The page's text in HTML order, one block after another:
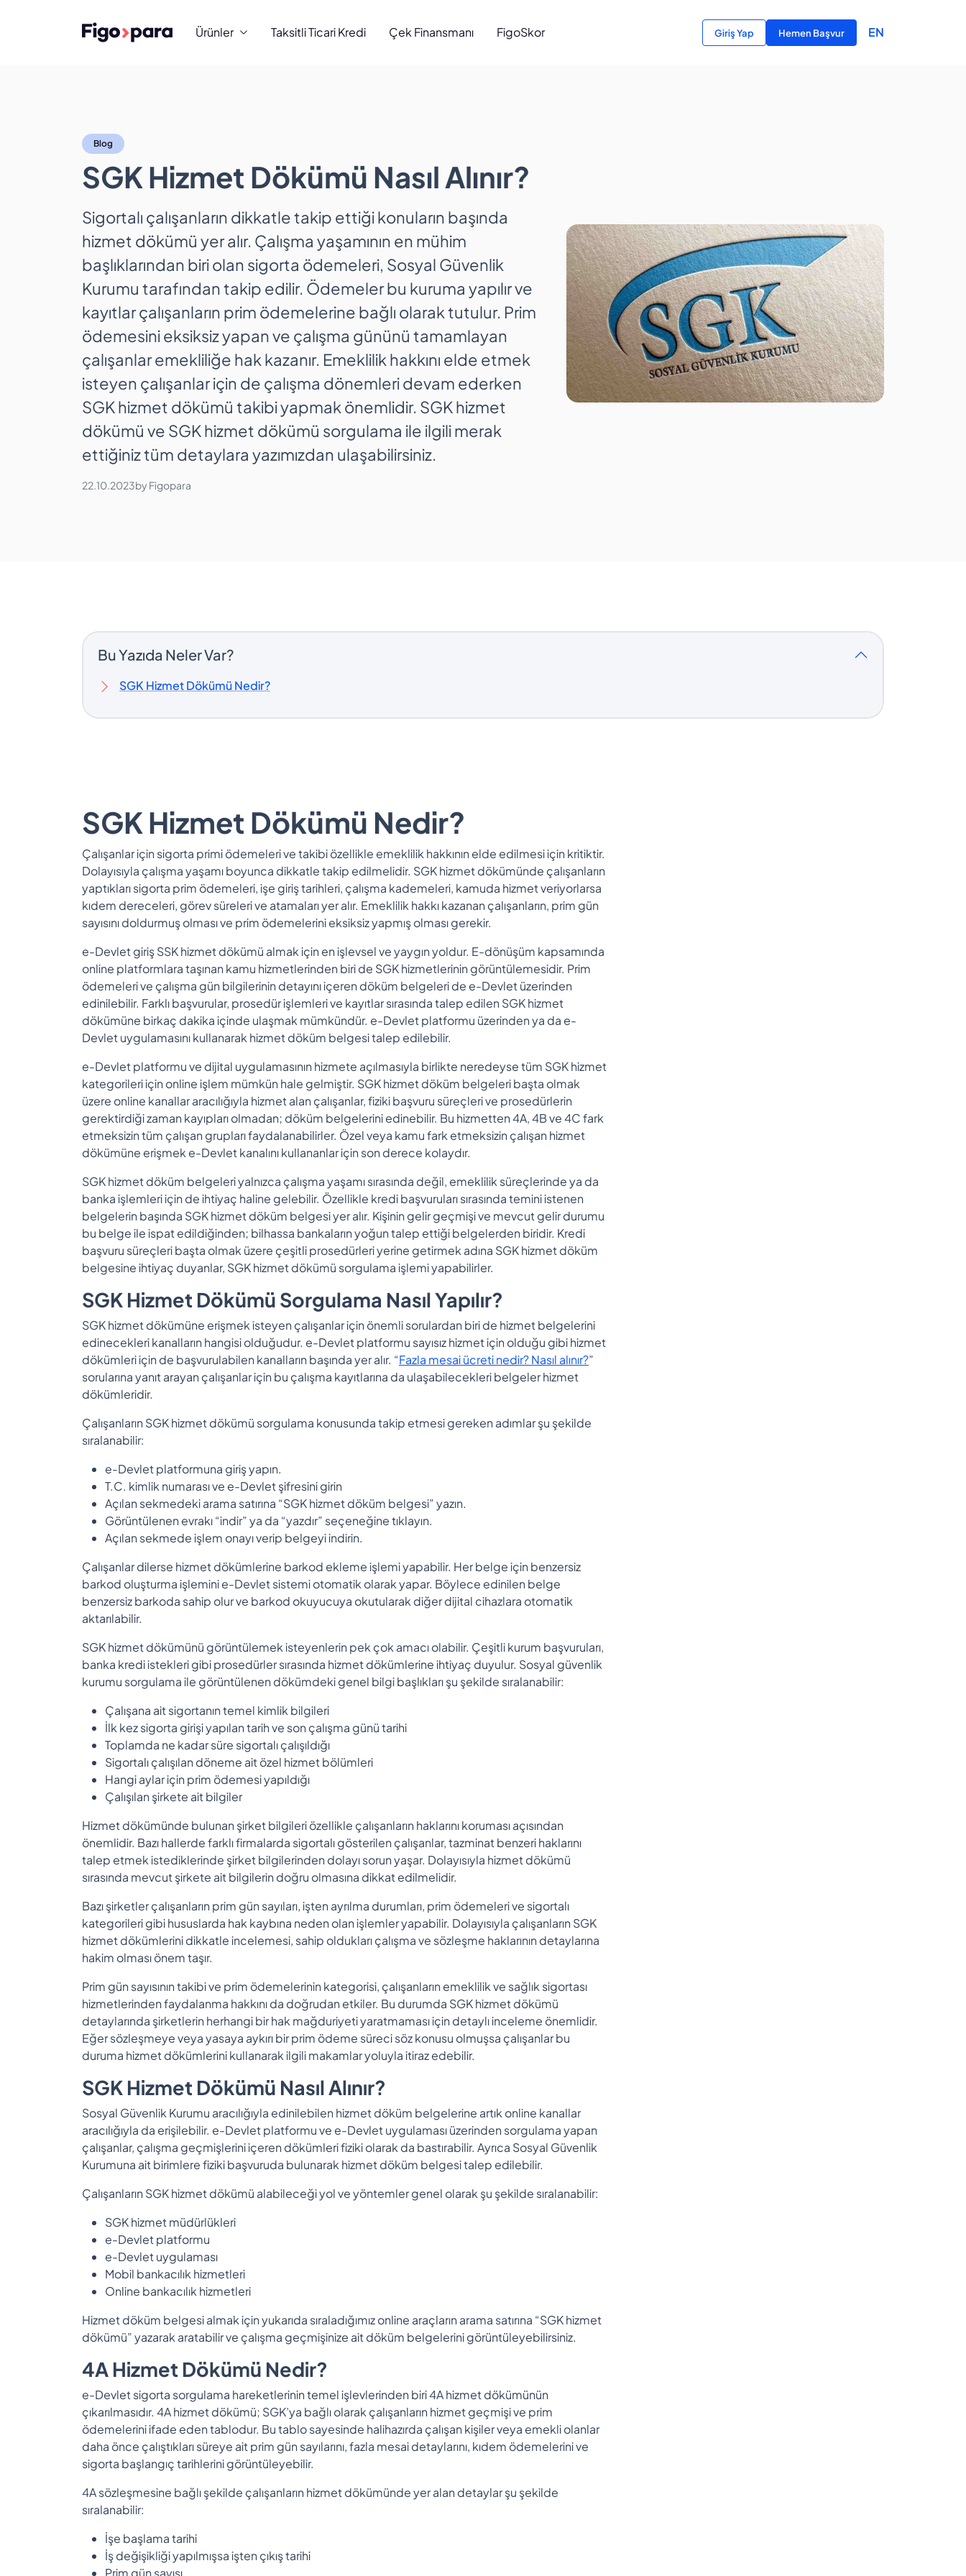
Ürünler Taksitli Ticari Kredi Çek Finansmanı FigoSkor Giriş Yap Hemen Başvur EN
Blog
SGK Hizmet Dökümü Nasıl Alınır?
Sigortalı çalışanların dikkatle takip ettiği konuların başında
hizmet dökümü yer alır. Çalışma yaşamının en mühim
başlıklarından biri olan sigorta ödemeleri, Sosyal Güvenlik
Kurumu tarafından takip edilir. Ödemeler bu kuruma yapılır ve
kayıtlar çalışanların prim ödemelerine bağlı olarak tutulur. Prim
ödemesini eksiksiz yapan ve çalışma gününü tamamlayan
çalışanlar emekliliğe hak kazanır. Emeklilik hakkını elde etmek
isteyen çalışanlar için de çalışma dönemleri devam ederken
SGK hizmet dökümü takibi yapmak önemlidir. SGK hizmet
dökümü ve SGK hizmet dökümü sorgulama ile ilgili merak
ettiğiniz tüm detaylara yazımızdan ulaşabilirsiniz.
22.10.2023by Figopara
Bu Yazıda Neler Var?
SGK Hizmet Dökümü Nedir?
SGK Hizmet Dökümü Nedir?
Çalışanlar için sigorta primi ödemeleri ve takibi özellikle emeklilik hakkının elde edilmesi için kritiktir.
Dolayısıyla çalışma yaşamı boyunca dikkatle takip edilmelidir. SGK hizmet dökümünde çalışanların
yaptıkları sigorta prim ödemeleri, işe giriş tarihleri, çalışma kademeleri, kamuda hizmet veriyorlarsa
kıdem dereceleri, görev süreleri ve atamaları yer alır. Emeklilik hakkı kazanan çalışanların, prim gün
sayısını doldurmuş olması ve prim ödemelerini eksiksiz yapmış olması gerekir.
e-Devlet giriş SSK hizmet dökümü almak için en işlevsel ve yaygın yoldur. E-dönüşüm kapsamında
online platformlara taşınan kamu hizmetlerinden biri de SGK hizmetlerinin görüntülemesidir. Prim
ödemeleri ve çalışma gün bilgilerinin detayını içeren döküm belgeleri de e-Devlet üzerinden
edinilebilir. Farklı başvurular, prosedür işlemleri ve kayıtlar sırasında talep edilen SGK hizmet
dökümüne birkaç dakika içinde ulaşmak mümkündür. e-Devlet platformu üzerinden ya da e-
Devlet uygulamasını kullanarak hizmet döküm belgesi talep edilebilir.
e-Devlet platformu ve dijital uygulamasının hizmete açılmasıyla birlikte neredeyse tüm SGK hizmet
kategorileri için online işlem mümkün hale gelmiştir. SGK hizmet döküm belgeleri başta olmak
üzere online kanallar aracılığıyla hizmet alan çalışanlar, fiziki başvuru süreçleri ve prosedürlerin
gerektirdiği zaman kayıpları olmadan; döküm belgelerini edinebilir. Bu hizmetten 4A, 4B ve 4C fark
etmeksizin tüm çalışan grupları faydalanabilirler. Özel veya kamu fark etmeksizin çalışan hizmet
dökümüne erişmek e-Devlet kanalını kullananlar için son derece kolaydır.
SGK hizmet döküm belgeleri yalnızca çalışma yaşamı sırasında değil, emeklilik süreçlerinde ya da
banka işlemleri için de ihtiyaç haline gelebilir. Özellikle kredi başvuruları sırasında temini istenen
belgelerin başında SGK hizmet döküm belgesi yer alır. Kişinin gelir geçmişi ve mevcut gelir durumu
bu belge ile ispat edildiğinden; bilhassa bankaların yoğun talep ettiği belgelerden biridir. Kredi
başvuru süreçleri başta olmak üzere çeşitli prosedürleri yerine getirmek adına SGK hizmet döküm
belgesine ihtiyaç duyanlar, SGK hizmet dökümü sorgulama işlemi yapabilirler.
SGK Hizmet Dökümü Sorgulama Nasıl Yapılır?
SGK hizmet dökümüne erişmek isteyen çalışanlar için önemli sorulardan biri de hizmet belgelerini
edinecekleri kanalların hangisi olduğudur. e-Devlet platformu sayısız hizmet için olduğu gibi hizmet
dökümleri için de başvurulabilen kanalların başında yer alır. “Fazla mesai ücreti nedir? Nasıl alınır?”
sorularına yanıt arayan çalışanlar için bu çalışma kayıtlarına da ulaşabilecekleri belgeler hizmet
dökümleridir.
Çalışanların SGK hizmet dökümü sorgulama konusunda takip etmesi gereken adımlar şu şekilde
sıralanabilir:
e-Devlet platformuna giriş yapın.
T.C. kimlik numarası ve e-Devlet şifresini girin
Açılan sekmedeki arama satırına “SGK hizmet döküm belgesi” yazın.
Görüntülenen evrakı “indir” ya da “yazdır” seçeneğine tıklayın.
Açılan sekmede işlem onayı verip belgeyi indirin.
Çalışanlar dilerse hizmet dökümlerine barkod ekleme işlemi yapabilir. Her belge için benzersiz
barkod oluşturma işlemini e-Devlet sistemi otomatik olarak yapar. Böylece edinilen belge
benzersiz barkoda sahip olur ve barkod okuyucuya okutularak diğer dijital cihazlara otomatik
aktarılabilir.
SGK hizmet dökümünü görüntülemek isteyenlerin pek çok amacı olabilir. Çeşitli kurum başvuruları,
banka kredi istekleri gibi prosedürler sırasında hizmet dökümlerine ihtiyaç duyulur. Sosyal güvenlik
kurumu sorgulama ile görüntülenen dökümdeki genel bilgi başlıkları şu şekilde sıralanabilir:
Çalışana ait sigortanın temel kimlik bilgileri
İlk kez sigorta girişi yapılan tarih ve son çalışma günü tarihi
Toplamda ne kadar süre sigortalı çalışıldığı
Sigortalı çalışılan döneme ait özel hizmet bölümleri
Hangi aylar için prim ödemesi yapıldığı
Çalışılan şirkete ait bilgiler
Hizmet dökümünde bulunan şirket bilgileri özellikle çalışanların haklarını koruması açısından
önemlidir. Bazı hallerde farklı firmalarda sigortalı gösterilen çalışanlar, tazminat benzeri haklarını
talep etmek istediklerinde şirket bilgilerinden dolayı sorun yaşar. Dolayısıyla hizmet dökümü
sırasında mevcut şirkete ait bilgilerin doğru olmasına dikkat edilmelidir.
Bazı şirketler çalışanların prim gün sayıları, işten ayrılma durumları, prim ödemeleri ve sigortalı
kategorileri gibi hususlarda hak kaybına neden olan işlemler yapabilir. Dolayısıyla çalışanların SGK
hizmet dökümlerini dikkatle incelemesi, sahip oldukları çalışma ve sözleşme haklarının detaylarına
hakim olması önem taşır.
Prim gün sayısının takibi ve prim ödemelerinin kategorisi, çalışanların emeklilik ve sağlık sigortası
hizmetlerinden faydalanma hakkını da doğrudan etkiler. Bu durumda SGK hizmet dökümü
detaylarında şirketlerin herhangi bir hak mağduriyeti yaratmaması için detaylı inceleme önemlidir.
Eğer sözleşmeye veya yasaya aykırı bir prim ödeme süreci söz konusu olmuşsa çalışanlar bu
duruma hizmet dökümlerini kullanarak ilgili makamlar yoluyla itiraz edebilir.
SGK Hizmet Dökümü Nasıl Alınır?
Sosyal Güvenlik Kurumu aracılığıyla edinilebilen hizmet döküm belgelerine artık online kanallar
aracılığıyla da erişilebilir. e-Devlet platformu ve e-Devlet uygulaması üzerinden sorgulama yapan
çalışanlar, çalışma geçmişlerini içeren dökümleri fiziki olarak da bastırabilir. Ayrıca Sosyal Güvenlik
Kurumuna ait birimlere fiziki başvuruda bulunarak hizmet döküm belgesi talep edilebilir.
Çalışanların SGK hizmet dökümü alabileceği yol ve yöntemler genel olarak şu şekilde sıralanabilir:
SGK hizmet müdürlükleri
e-Devlet platformu
e-Devlet uygulaması
Mobil bankacılık hizmetleri
Online bankacılık hizmetleri
Hizmet döküm belgesi almak için yukarıda sıraladığımız online araçların arama satırına “SGK hizmet
dökümü” yazarak aratabilir ve çalışma geçmişinize ait döküm belgelerini görüntüleyebilirsiniz.
4A Hizmet Dökümü Nedir?
e-Devlet sigorta sorgulama hareketlerinin temel işlevlerinden biri 4A hizmet dökümünün
çıkarılmasıdır. 4A hizmet dökümü; SGK’ya bağlı olarak çalışanların hizmet geçmişi ve prim
ödemelerini ifade eden tablodur. Bu tablo sayesinde halihazırda çalışan kişiler veya emekli olanlar
daha önce çalıştıkları süreye ait prim gün sayılarını, fazla mesai detaylarını, kıdem ödemelerini ve
sigorta başlangıç tarihlerini görüntüleyebilir.
4A sözleşmesine bağlı şekilde çalışanların hizmet dökümünde yer alan detaylar şu şekilde
sıralanabilir:
İşe başlama tarihi
İş değişikliği yapılmışsa işten çıkış tarihi
Prim gün sayısı